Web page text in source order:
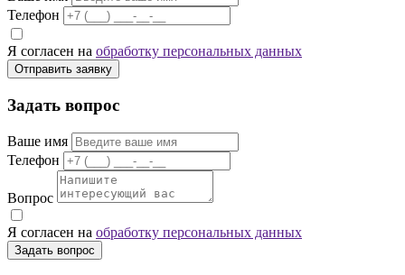
Телефон
Я согласен на обработку персональных данных
Отправить заявку
Задать вопрос
Ваше имя
Телефон
Вопрос
Я согласен на обработку персональных данных
Задать вопрос